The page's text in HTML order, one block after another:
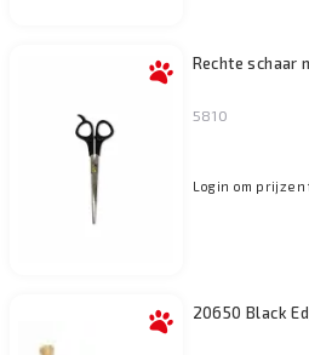
Rechte schaar
5810
Login om prijzen
20650 Black